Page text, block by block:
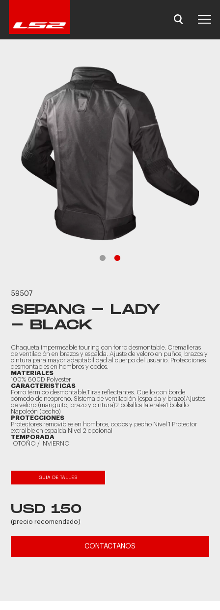
59507
SEPANG - LADY
- BLACK
Chaqueta impermeable touring con forro desmontable. Cremalleras
de ventilación en brazos y espalda. Ajuste de velcro en puños, brazos y
cintura para mayor adaptabilidad al cuerpo del usuario. Protecciones
desmontables en hombros y codos.
MATERIALES
100% 600D Polyester
CARACTERISTICAS
Forro térmico desmontable.Tiras reflectantes. Cuello con borde
cómodo de neopreno. Sistema de ventilación (espalda y brazo)Ajustes
de velcro (manguito, brazo y cintura)2 bolsillos laterales1 bolsillo
Napoleón (pecho)
PROTECCIONES
Protectores removibles en hombros, codos y pecho Nivel 1 Protector
extraible en espalda Nivel 2 opcional
TEMPORADA
OTOÑO / INVIERNO
GUIA DE TALLES
USD 150
(precio recomendado)
CONTACTANOS